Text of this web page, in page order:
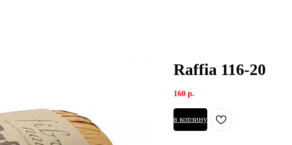
Raffia 116-20
160 р.
в корзину